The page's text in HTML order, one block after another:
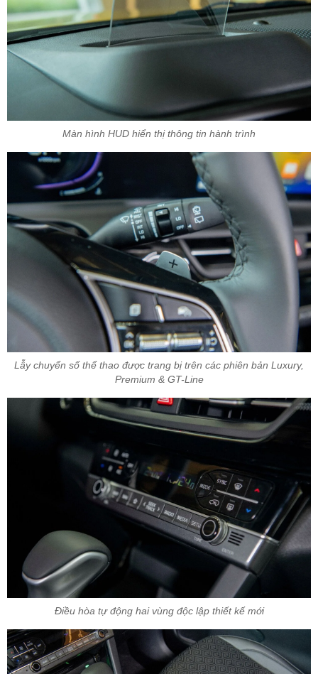
Màn hình HUD hiển thị thông tin hành trình
Lẫy chuyển số thể thao được trang bị trên các phiên bản Luxury,
Premium & GT-Line
Điều hòa tự động hai vùng độc lập thiết kế mới